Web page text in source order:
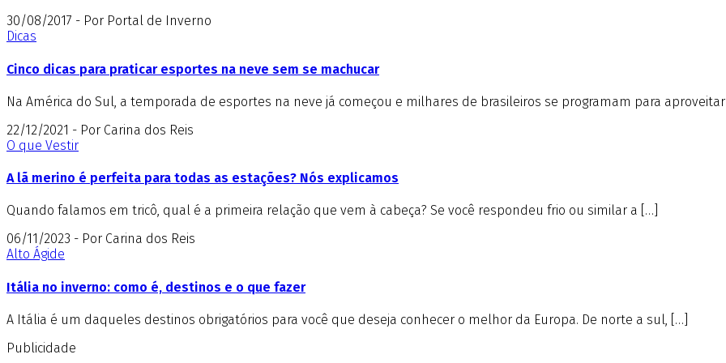
30/08/2017 - Por Portal de Inverno
Dicas
Cinco dicas para praticar esportes na neve sem se machucar
Na América do Sul, a temporada de esportes na neve já começou e milhares de brasileiros se programam para aproveitar
22/12/2021 - Por Carina dos Reis
O que Vestir
A lã merino é perfeita para todas as estações? Nós explicamos
Quando falamos em tricô, qual é a primeira relação que vem à cabeça? Se você respondeu frio ou similar a […]
06/11/2023 - Por Carina dos Reis
Alto Ágide
Itália no inverno: como é, destinos e o que fazer
A Itália é um daqueles destinos obrigatórios para você que deseja conhecer o melhor da Europa. De norte a sul, […]
Publicidade